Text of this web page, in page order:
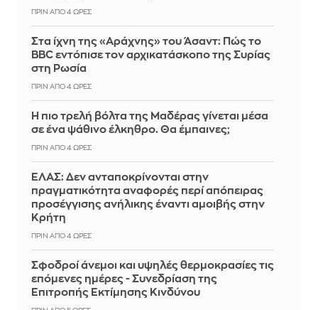
ΠΡΙΝ ΑΠΌ 4 ΏΡΕΣ
Στα ίχνη της «Αράχνης» του Άσαντ: Πώς το
BBC εντόπισε τον αρχικατάσκοπο της Συρίας
στη Ρωσία
ΠΡΙΝ ΑΠΌ 4 ΏΡΕΣ
Η πιο τρελή βόλτα της Μαδέρας γίνεται μέσα
σε ένα ψάθινο έλκηθρο. Θα έμπαινες;
ΠΡΙΝ ΑΠΌ 4 ΏΡΕΣ
ΕΛΑΣ: Δεν ανταποκρίνονται στην
πραγματικότητα αναφορές περί απόπειρας
προσέγγισης ανήλικης έναντι αμοιβής στην
Κρήτη
ΠΡΙΝ ΑΠΌ 4 ΏΡΕΣ
Σφοδροί άνεμοι και υψηλές θερμοκρασίες τις
επόμενες ημέρες - Συνεδρίαση της
Επιτροπής Εκτίμησης Κινδύνου